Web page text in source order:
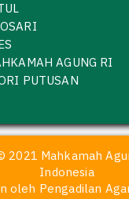
AGUNG RI
PUTUSAN
2021 Mahkamah
Indonesia
oleh Pengadilan